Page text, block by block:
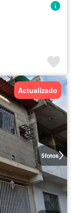
5fotos
Actualizado